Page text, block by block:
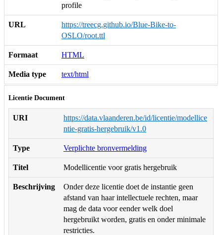
profile
URL
https://treecg.github.io/Blue-Bike-to-
OSLO/root.ttl
Formaat HTML
Media type text/html
Licentie Document
URI
https://data.vlaanderen.be/id/licentie/modellice
ntie-gratis-hergebruik/v1.0
Type Verplichte bronvermelding
Titel Modellicentie voor gratis hergebruik
Beschrijving
Onder deze licentie doet de instantie geen
afstand van haar intellectuele rechten, maar
mag de data voor eender welk doel
hergebruikt worden, gratis en onder minimale
restricties.